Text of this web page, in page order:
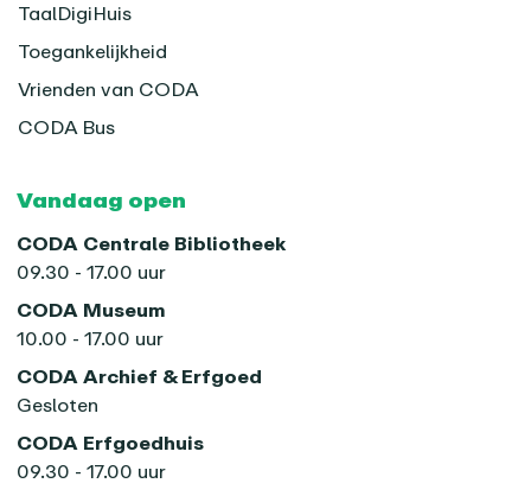
TaalDigiHuis
Toegankelijkheid
Vrienden van CODA
CODA Bus
Vandaag open
CODA Centrale Bibliotheek
09.30 - 17.00 uur
CODA Museum
10.00 - 17.00 uur
CODA Archief & Erfgoed
Gesloten
CODA Erfgoedhuis
09.30 - 17.00 uur